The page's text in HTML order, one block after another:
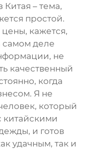
Китая – тема,
простой.
кажется,
самом деле
не
качественный
когда
Я не
который
китайскими
и готов
удачным, так и